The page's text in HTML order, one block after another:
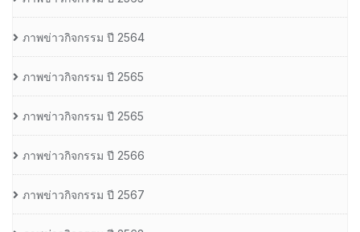
ภาพข่าวกิจกรรม ปี 2564
ภาพข่าวกิจกรรม ปี 2565
ภาพข่าวกิจกรรม ปี 2565
ภาพข่าวกิจกรรม ปี 2566
ภาพข่าวกิจกรรม ปี 2567